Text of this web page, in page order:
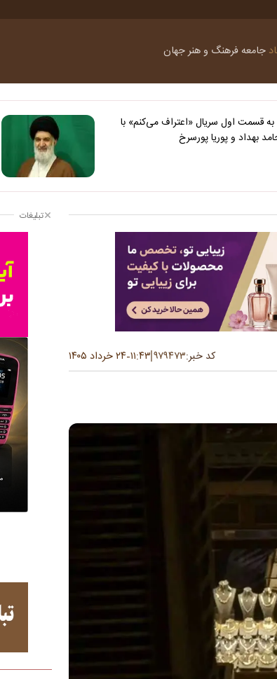
جامعهفرهنگ و هنرجهان
قسمت اول سریال «اعتراف می‌کنم» با
بهداد و پوریا پورسرخ
کد خبر:۹۷۹۴۷۳ ۱۱:۴۳-۲۴ خرداد ۱۴۰۵
تبلیغات